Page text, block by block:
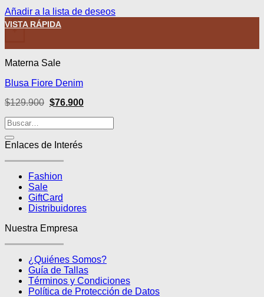
Añadir a la lista de deseos
+
VISTA RÁPIDA
Materna Sale
Blusa Fiore Denim
$129.900 El
original
era:
$129.900.
$76.900El
actual
es:
Enlaces de Interés
Fashion
Sale
GiftCard
Distribuidores
Nuestra Empresa
¿Quiénes Somos?
Guía de Tallas
Términos y Condiciones
Política de Protección de Datos